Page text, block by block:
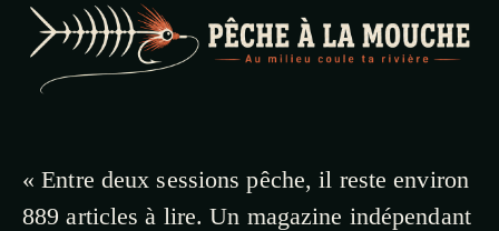
« Entre deux sessions pêche, il reste environ
889 articles à lire. Un magazine indépendant